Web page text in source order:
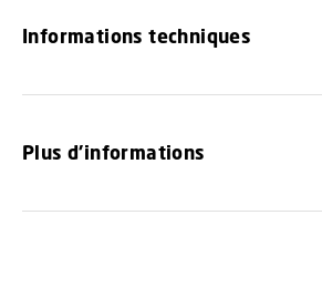
Informations techniques
Plus d'informations